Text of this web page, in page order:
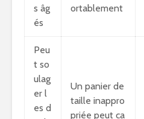
s âg
és
ortablement
Peu
t so
ulag
er l
es d
Un panier de
taille inappro
priée peut ca